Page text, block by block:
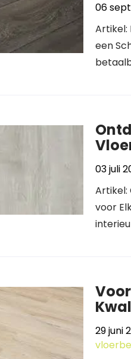
06
Artikel:
een
03 juli
Artikel:
voor
29 juni